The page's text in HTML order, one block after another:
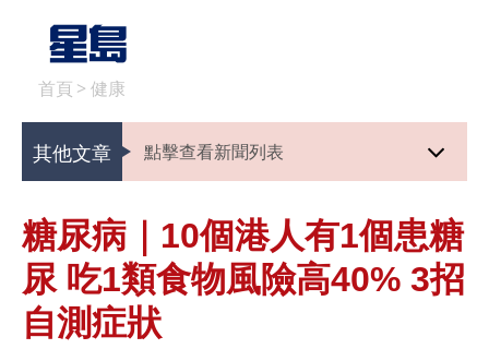
首頁 > 健康
其他文章 點擊查看新聞列表
糖尿病｜10個港人有1個患糖
尿 吃1類食物風險高40% 3招
自測症狀